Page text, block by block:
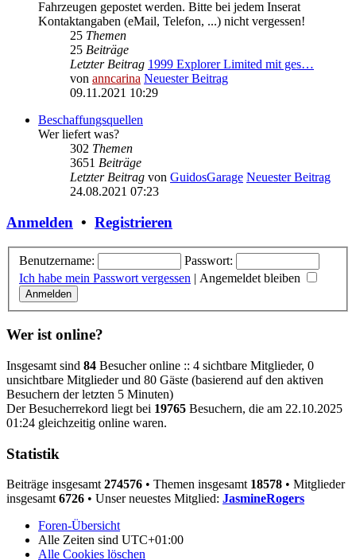
Fahrzeugen gepostet werden. Bitte bei jedem Inserat
Kontaktangaben (eMail, Telefon, ...) nicht vergessen!
25 Themen
25 Beiträge
Letzter Beitrag 1999 Explorer Limited mit ges…
von anncarina Neuester Beitrag
09.11.2021 10:29
Beschaffungsquellen
Wer liefert was?
302 Themen
3651 Beiträge
Letzter Beitrag von GuidosGarage Neuester Beitrag
24.08.2021 07:23
Anmelden • Registrieren
Benutzername:
Passwort:
Ich habe mein Passwort vergessen | Angemeldet bleiben
Wer ist online?
Insgesamt sind 84 Besucher online :: 4 sichtbare Mitglieder, 0
unsichtbare Mitglieder und 80 Gäste (basierend auf den aktiven
Besuchern der letzten 5 Minuten)
Der Besucherrekord liegt bei 19765 Besuchern, die am 22.10.2025
01:24 gleichzeitig online waren.
Statistik
Beiträge insgesamt 274576 • Themen insgesamt 18578 • Mitglieder
insgesamt 6726 • Unser neuestes Mitglied: JasmineRogers
Foren-Übersicht
Alle Zeiten sind UTC+01:00
Alle Cookies löschen